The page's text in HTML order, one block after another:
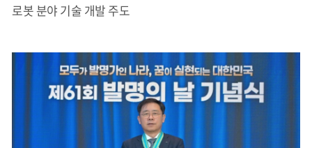
로봇 분야 기술 개발 주도